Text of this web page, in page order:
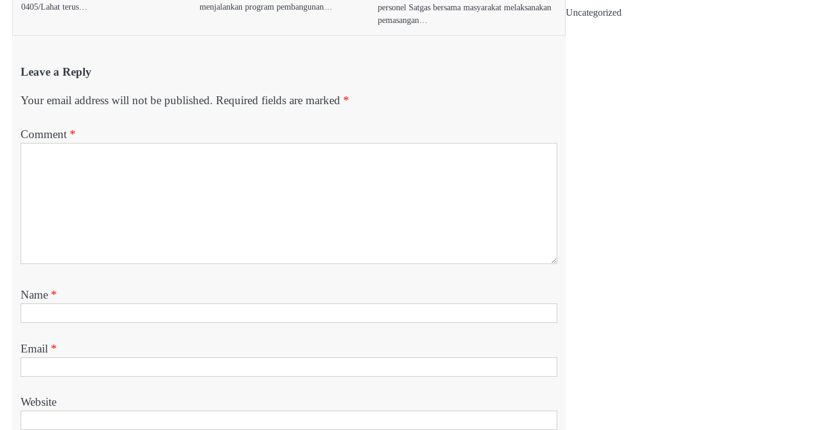
0405/Lahat terus…
menjalankan program pembangunan…
personel Satgas bersama masyarakat melaksanakan
pemasangan…
Leave a Reply
Your email address will not be published. Required fields are marked *
Comment *
Name *
Email *
Website
Uncategorized